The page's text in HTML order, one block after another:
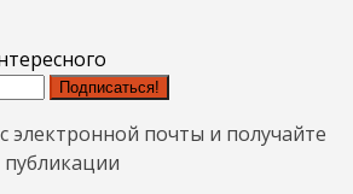
Подписаться!
электронной почты и получайте